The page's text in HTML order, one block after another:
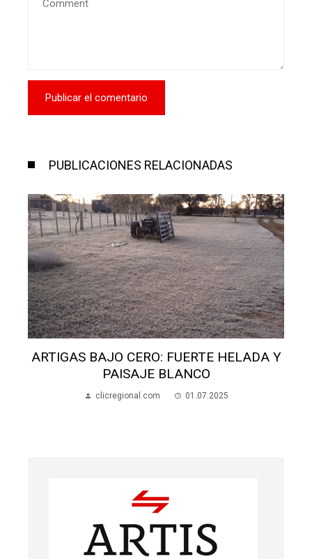
PUBLICACIONES RELACIONADAS
ARTIGAS BAJO CERO: FUERTE HELADA Y
PAISAJE BLANCO
clicregional.com 01.07.2025